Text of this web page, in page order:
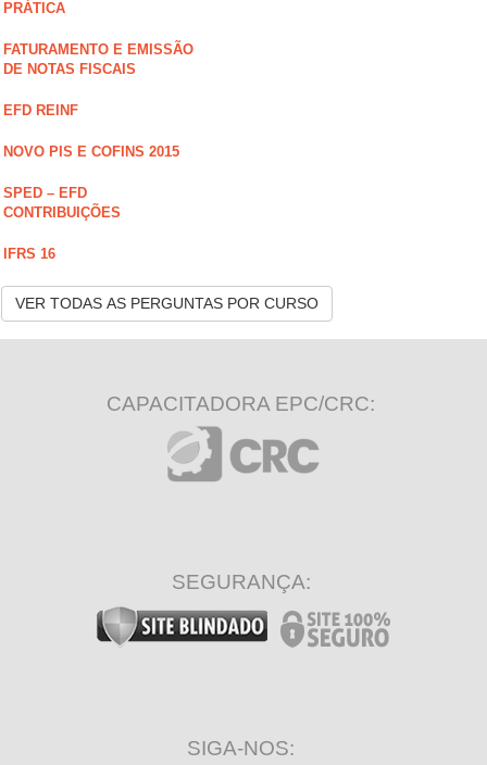
PRÁTICA
FATURAMENTO E EMISSÃO
DE NOTAS FISCAIS
EFD REINF
NOVO PIS E COFINS 2015
SPED – EFD
CONTRIBUIÇÕES
IFRS 16
VER TODAS AS PERGUNTAS POR CURSO
CAPACITADORA EPC/CRC:
SEGURANÇA:
SIGA-NOS: